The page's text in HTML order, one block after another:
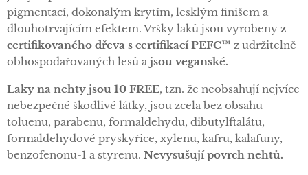
pigmentací, dokonalým krytím, lesklým finišem a
dlouhotrvajícím efektem. Vršky laků jsou vyrobeny z
certifikovaného dřeva s certifikací PEFC™ z udržitelně
obhospodařovaných lesů a jsou veganské.
Laky na nehty jsou 10 FREE, tzn. že neobsahují nejvíce
nebezpečné škodlivé látky, jsou zcela bez obsahu
toluenu, parabenu, formaldehydu, dibutylftalátu,
formaldehydové pryskyřice, xylenu, kafru, kalafuny,
benzofenonu-1 a styrenu. Nevysušují povrch nehtů.